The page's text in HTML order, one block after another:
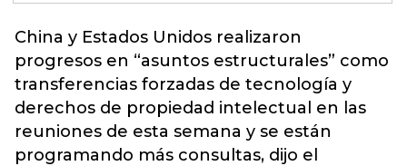
China y Estados Unidos realizaron
progresos en “asuntos estructurales” como
transferencias forzadas de tecnología y
derechos de propiedad intelectual en las
reuniones de esta semana y se están
programando más consultas, dijo el